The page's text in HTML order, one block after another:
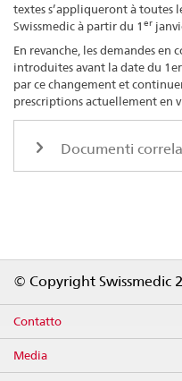
textes s’appliqueront à toutes
Swissmedic à partir du 1 er
En revanche, les demandes en
introduites avant la date du
par ce changement et
prescriptions actuellement en
Documenti
© Copyright Swissmedic
Contatto
Media